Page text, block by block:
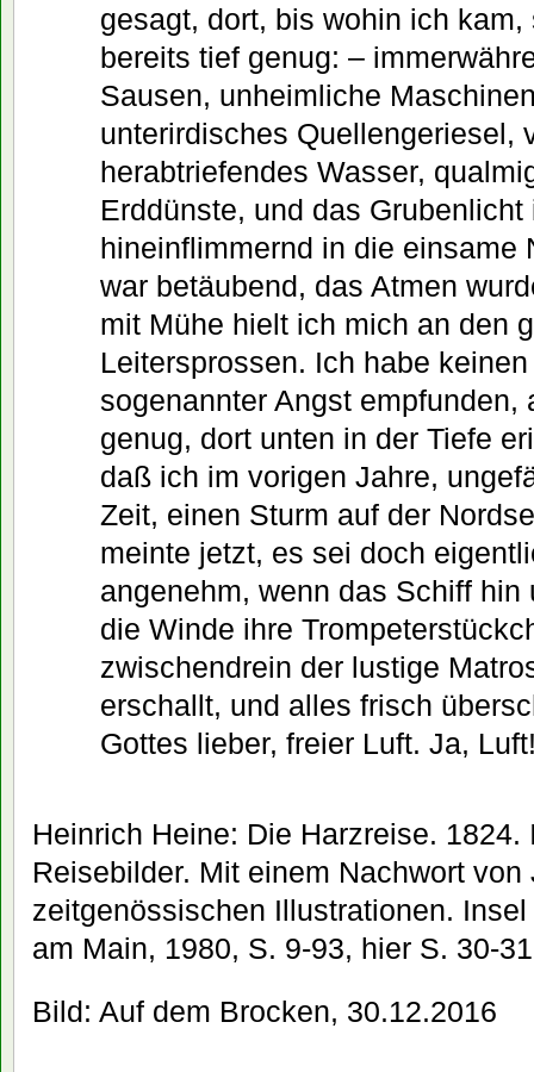
gesagt, dort, bis wohin ich
bereits tief genug: –
Sausen, unheimliche
unterirdisches Quellengeriesel,
herabtriefendes Wasser,
Erddünste, und das
hineinflimmernd in die einsame
war betäubend, das Atmen
mit Mühe hielt ich mich an den
Leitersprossen. Ich habe
sogenannter Angst empfunden,
genug, dort unten in der Tiefe
daß ich im vorigen Jahre,
Zeit, einen Sturm auf der
meinte jetzt, es sei doch
angenehm, wenn das Schiff hin
die Winde ihre
zwischendrein der lustige
erschallt, und alles frisch
Gottes lieber, freier Luft. Ja,
Heinrich Heine: Die Harzreise. 1824.
Reisebilder. Mit einem Nachwort
zeitgenössischen Illustrationen.
am Main, 1980, S. 9-93, hier S. 30-31
Bild: Auf dem Brocken, 30.12.2016